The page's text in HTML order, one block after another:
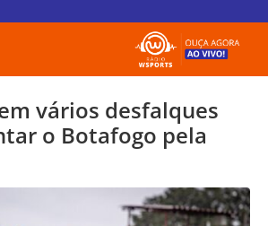
vários desfalques
o Botafogo pela